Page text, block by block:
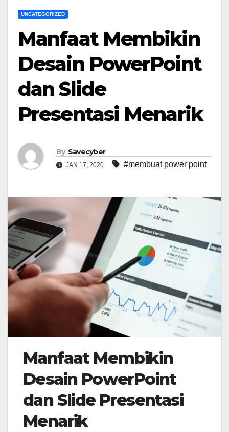
UNCATEGORIZED
Manfaat Membikin
Desain PowerPoint
dan Slide
Presentasi Menarik
By Savecyber
JAN 17, 2020 #membuat power point
Manfaat Membikin
Desain PowerPoint
dan Slide Presentasi
Menarik